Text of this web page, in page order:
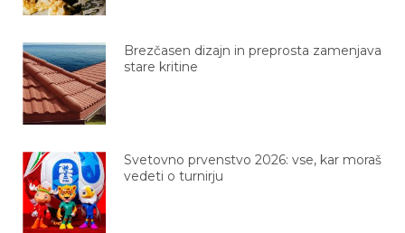
Brezčasen dizajn in preprosta zamenjava
stare kritine
Svetovno prvenstvo 2026: vse, kar moraš
vedeti o turnirju